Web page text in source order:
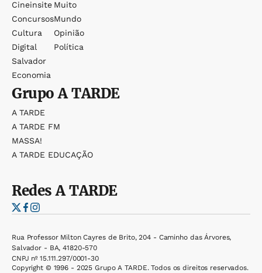
Cineinsite
Concursos
Cultura
Digital
Salvador
Economia
Muito
Mundo
Opinião
Política
GrupoA TARDE
A TARDE
A TARDE FM
MASSA!
A TARDE EDUCAÇÃO
RedesA TARDE
Rua Professor Milton Cayres de Brito, 204 - Caminho das Árvores,
Salvador - BA, 41820-570
CNPJ nº 15.111.297/0001-30
Copyright © 1996 - 2025 Grupo A TARDE. Todos os direitos reservados.